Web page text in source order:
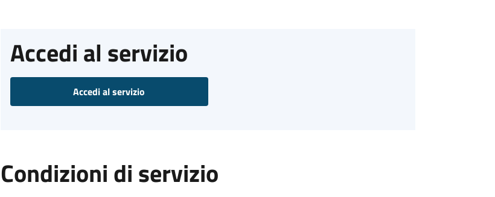
Accedi al servizio
Accedi al servizio
Condizioni di servizio